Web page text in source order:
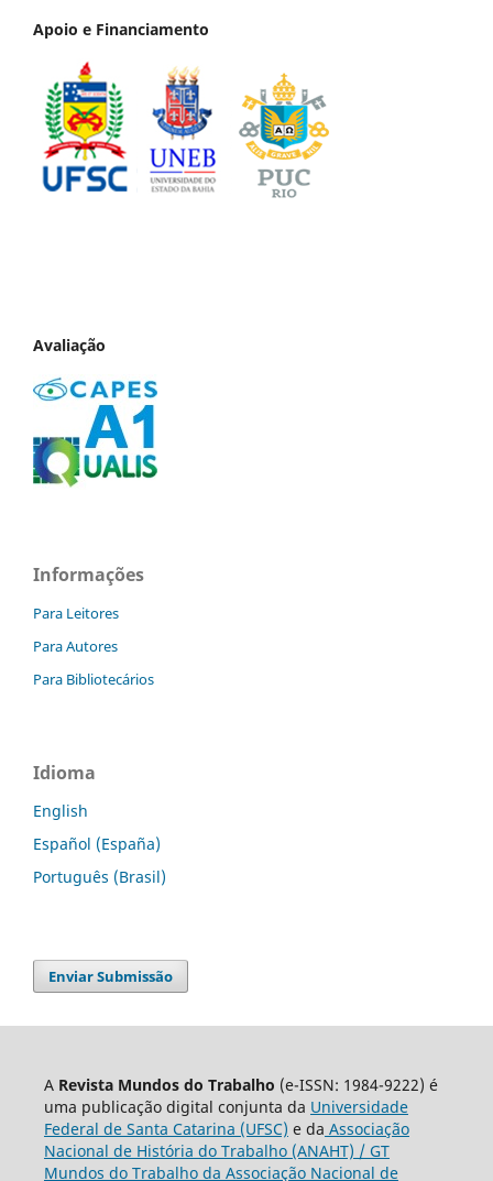
Apoio e Financiamento
Avaliação
Informações
Para Leitores
Para Autores
Para Bibliotecários
Idioma
English
Español (España)
Português (Brasil)
Enviar Submissão
A Revista Mundos do Trabalho (e-ISSN: 1984-9222) é
uma publicação digital conjunta da Universidade
Federal de Santa Catarina (UFSC) e da Associação
Nacional de História do Trabalho (ANAHT) / GT
Mundos do Trabalho da Associação Nacional de